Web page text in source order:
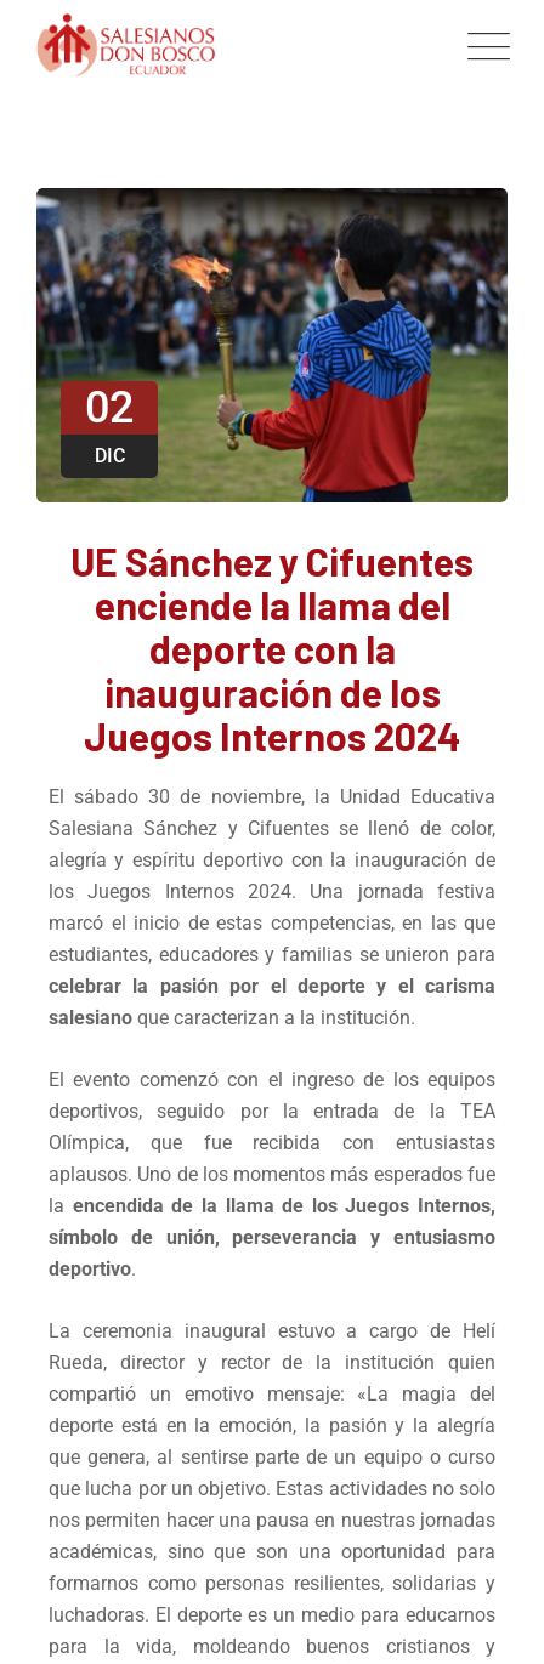
02
DIC
UE Sánchez y Cifuentes
enciende la llama del
deporte con la
inauguración de los
Juegos Internos 2024
El sábado 30 de noviembre, la Unidad Educativa
Salesiana Sánchez y Cifuentes se llenó de color,
alegría y espíritu deportivo con la inauguración de
los Juegos Internos 2024. Una jornada festiva
marcó el inicio de estas competencias, en las que
estudiantes, educadores y familias se unieron para
celebrar la pasión por el deporte y el carisma
salesiano que caracterizan a la institución.
El evento comenzó con el ingreso de los equipos
deportivos, seguido por la entrada de la TEA
Olímpica, que fue recibida con entusiastas
aplausos. Uno de los momentos más esperados fue
la encendida de la llama de los Juegos Internos,
símbolo de unión, perseverancia y entusiasmo
deportivo.
La ceremonia inaugural estuvo a cargo de Helí
Rueda, director y rector de la institución quien
compartió un emotivo mensaje: «La magia del
deporte está en la emoción, la pasión y la alegría
que genera, al sentirse parte de un equipo o curso
que lucha por un objetivo. Estas actividades no solo
nos permiten hacer una pausa en nuestras jornadas
académicas, sino que son una oportunidad para
formarnos como personas resilientes, solidarias y
luchadoras. El deporte es un medio para educarnos
para la vida, moldeando buenos cristianos y